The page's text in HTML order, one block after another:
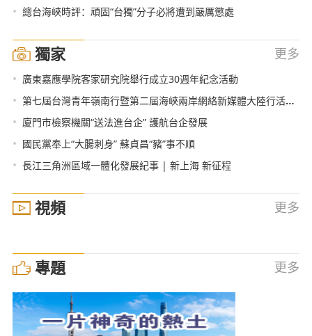
• 總台海峽時評：頑固“台獨”分子必將遭到嚴厲懲處
獨家 更多
• 廣東嘉應學院客家研究院舉行成立30週年紀念活動
• 第七屆台灣青年嶺南行暨第二屆海峽兩岸網絡新媒體大陸行活動在廣州啟動
• 廈門市檢察機關“送法進台企” 護航台企發展
• 國民黨奉上“大腸刺身” 蘇貞昌“豬”事不順
• 長江三角洲區域一體化發展紀事 | 新上海 新征程
視頻 更多
專題 更多